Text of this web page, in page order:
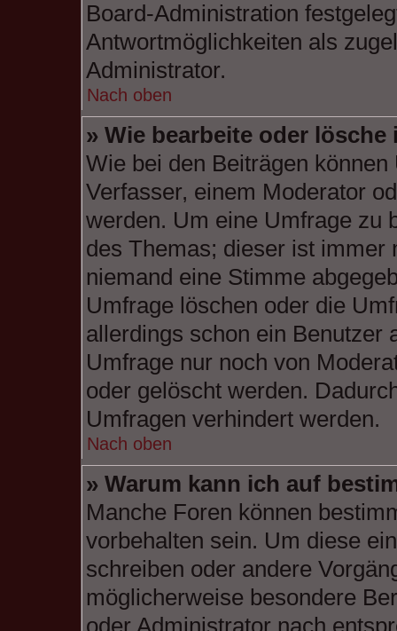
Board-Administration
Antwortmöglichkeiten als
Administrator.
Nach oben
» Wie bearbeite oder lösche
Wie bei den Beiträgen
Verfasser, einem Moderator
werden. Um eine Umfrage zu
des Themas; dieser ist immer
niemand eine Stimme
Umfrage löschen oder die
allerdings schon ein Benutzer
Umfrage nur noch von
oder gelöscht werden.
Umfragen verhindert werden.
Nach oben
» Warum kann ich auf
Manche Foren können
vorbehalten sein. Um diese
schreiben oder andere
möglicherweise besondere
oder Administrator nach